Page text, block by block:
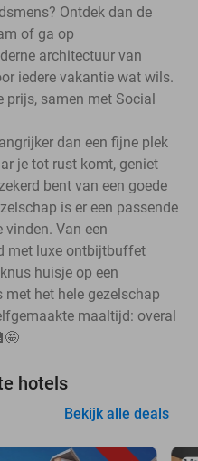
Ontdek dan de
of ga op
architectuur van
iedere vakantie wat wils.
prijs, samen met Social
dan een fijne plek
je tot rust komt, geniet
bent van een goede
is er een passende
Van een
met luxe ontbijtbuffet
huisje op een
met het hele gezelschap
maaltijd: overal
hotels
Bekijk alle deals